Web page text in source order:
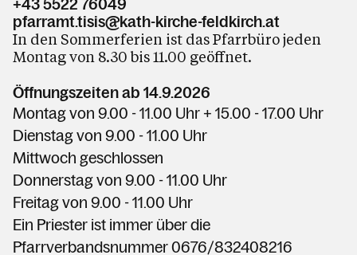
+43 5522 76049
pfarramt.tisis@kath-kirche-feldkirch.at
In den Sommerferien ist das Pfarrbüro jeden
Montag von 8.30 bis 11.00 geöffnet.
Öffnungszeiten ab 14.9.2026
Montagvon 9.00 - 11.00 Uhr + 15.00 - 17.00 Uhr
Dienstagvon 9.00 - 11.00 Uhr
Mittwoch geschlossen
Donnerstag von 9.00 - 11.00 Uhr
Freitag von 9.00 - 11.00 Uhr
Ein Priester ist immer über die
Pfarrverbandsnummer 0676/832408216